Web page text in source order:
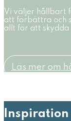
Vi väljer hållbart
att förbättra och
allt för att skydda
Läs mer om
Inspiration